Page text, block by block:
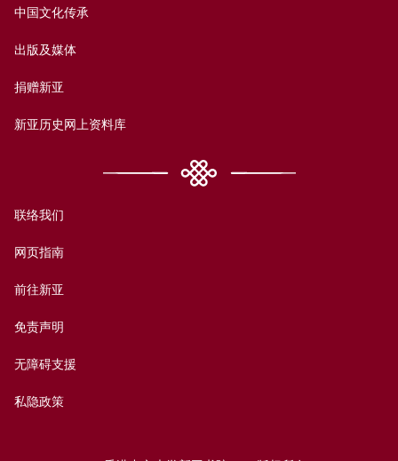
中国文化传承
出版及媒体
捐赠新亚
新亚历史网上资料库
联络我们
网页指南
前往新亚
免责声明
无障碍支援
私隐政策